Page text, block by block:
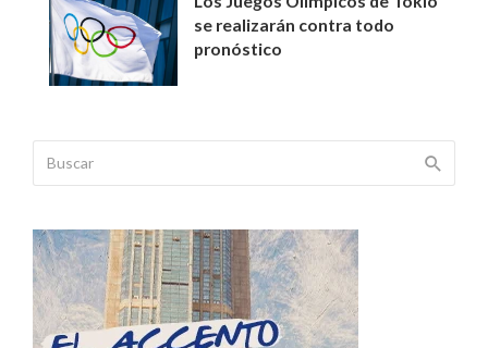
se realizarán contra todo
pronóstico